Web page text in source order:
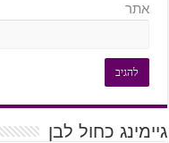
אתר
גיימינג כחול לבן